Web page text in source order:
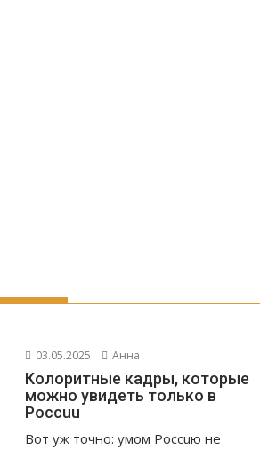
03.05.2025 Анна
Колоритные кадры, которые
можно увидеть только в
Россuu
Вот уж точно: умом Россuю не